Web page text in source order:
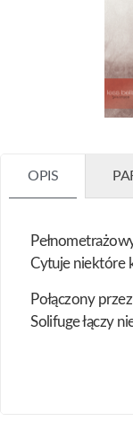
OPIS
Cytuje niektóre
Połączony
Solifuge łączy